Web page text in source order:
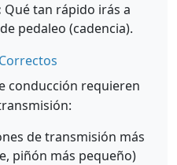
Qué tan rápido irás a
pedaleo (cadencia).
conducción requieren
de transmisión más
piñón más pequeño)